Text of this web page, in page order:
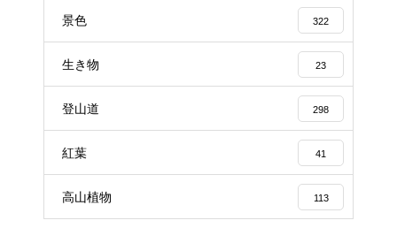
景色 322
生き物 23
登山道 298
紅葉 41
高山植物 113